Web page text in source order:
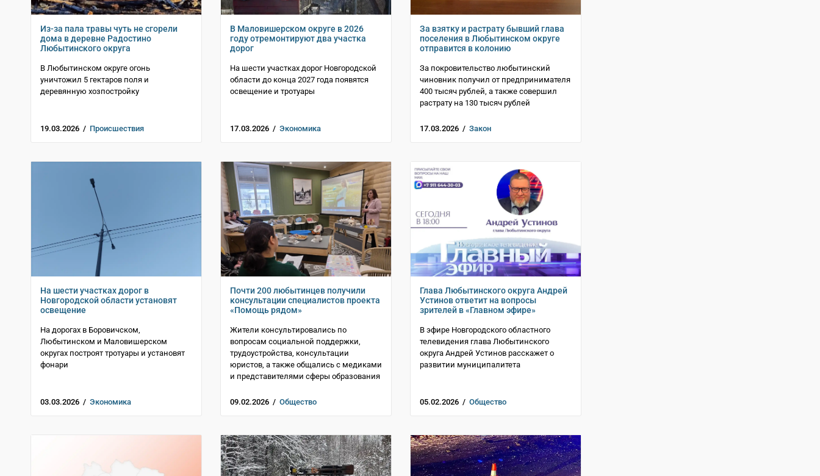
Из-за пала травы чуть не сгорели
дома в деревне Радостино
Любытинского округа
В Любытинском округе огонь
уничтожил 5 гектаров поля и
деревянную хозпостройку
19.03.2026 / Происшествия
В Маловишерском округе в 2026
году отремонтируют два участка
дорог
На шести участках дорог Новгородской
области до конца 2027 года появятся
освещение и тротуары
17.03.2026 / Экономика
За взятку и растрату бывший глава
поселения в Любытинском округе
отправится в колонию
За покровительство любытинский
чиновник получил от предпринимателя
400 тысяч рублей, а также совершил
растрату на 130 тысяч рублей
17.03.2026 / Закон
На шести участках дорог в
Новгородской области установят
освещение
На дорогах в Боровичском,
Любытинском и Маловишерском
округах построят тротуары и установят
фонари
03.03.2026 / Экономика
Почти 200 любытинцев получили
консультации специалистов проекта
«Помощь рядом»
Жители консультировались по
вопросам социальной поддержки,
трудоустройства, консультации
юристов, а также общались с медиками
и представителями сферы образования
09.02.2026 / Общество
Глава Любытинского округа Андрей
Устинов ответит на вопросы
зрителей в «Главном эфире»
В эфире Новгородского областного
телевидения глава Любытинского
округа Андрей Устинов расскажет о
развитии муниципалитета
05.02.2026 / Общество